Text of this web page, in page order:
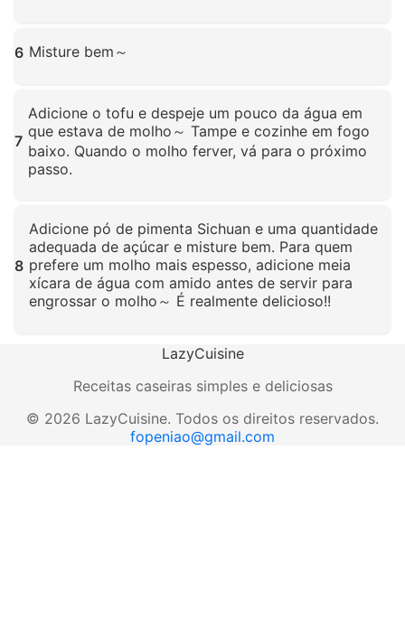
6 Misture bem～
7
Adicione o tofu e despeje um pouco da água em
que estava de molho～ Tampe e cozinhe em fogo
baixo. Quando o molho ferver, vá para o próximo
passo.
8
Adicione pó de pimenta Sichuan e uma quantidade
adequada de açúcar e misture bem. Para quem
prefere um molho mais espesso, adicione meia
xícara de água com amido antes de servir para
engrossar o molho～ É realmente delicioso!!
LazyCuisine
Receitas caseiras simples e deliciosas
© 2026 LazyCuisine. Todos os direitos reservados.
fopeniao@gmail.com